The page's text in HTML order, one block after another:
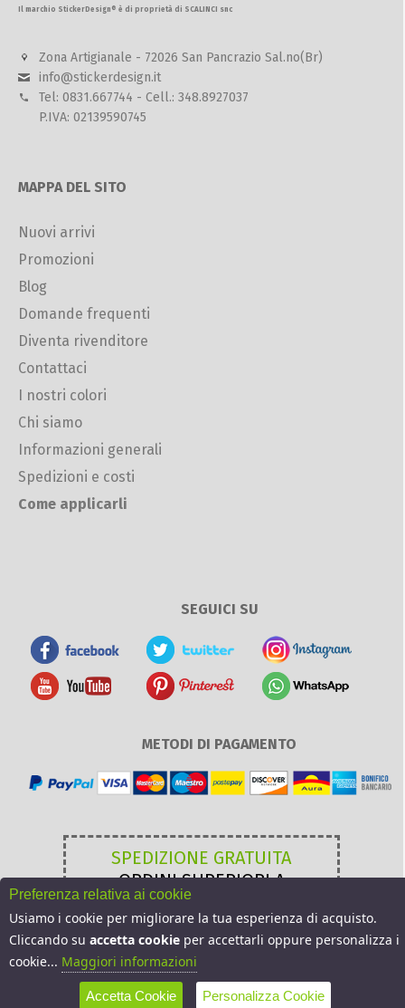
Il marchio StickerDesign® è di proprietà di SCALINCI snc
Zona Artigianale - 72026 San Pancrazio Sal.no(Br)
info@stickerdesign.it
Tel: 0831.667744 - Cell.: 348.8927037
P.IVA: 02139590745
MAPPA DEL SITO
Nuovi arrivi
Promozioni
Blog
Domande frequenti
Diventa rivenditore
Contattaci
I nostri colori
Chi siamo
Informazioni generali
Spedizioni e costi
Come applicarli
SEGUICI SU
METODI DI PAGAMENTO
SPEDIZIONE GRATUITA
ORDINI SUPERIORI A
49,00 €
Sito realizzato da Arkosoft
Preferenza relativa ai cookie
Usiamo i cookie per migliorare la tua esperienza di acquisto.
Cliccando su accetta cookie per accettarli oppure personalizza i
cookie... Maggiori informazioni
Accetta Cookie Personalizza Cookie